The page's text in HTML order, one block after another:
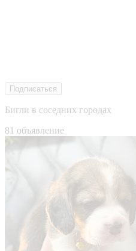
Подписаться
Бигли в соседних городах
81 объявление